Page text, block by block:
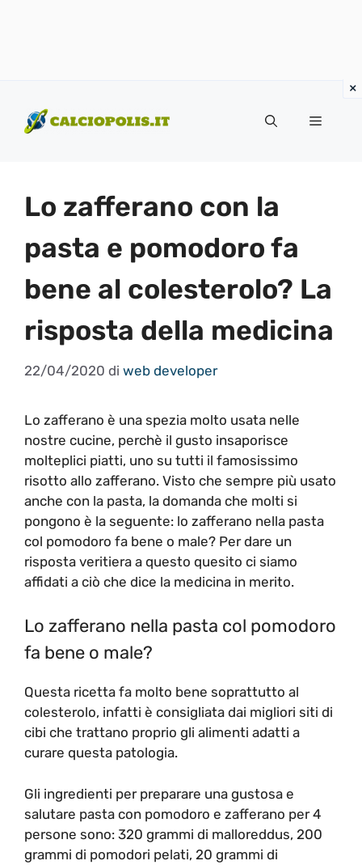
contenuto
Menu
Lo zafferano con la
pasta e pomodoro fa
bene al colesterolo? La
risposta della medicina
22/04/2020 di web developer
Lo zafferano è una spezia molto usata nelle
nostre cucine, perchè il gusto insaporisce
molteplici piatti, uno su tutti il famosissimo
risotto allo zafferano. Visto che sempre più usato
anche con la pasta, la domanda che molti si
pongono è la seguente: lo zafferano nella pasta
col pomodoro fa bene o male? Per dare un
risposta veritiera a questo quesito ci siamo
affidati a ciò che dice la medicina in merito.
Lo zafferano nella pasta col pomodoro
fa bene o male?
Questa ricetta fa molto bene soprattutto al
colesterolo, infatti è consigliata dai migliori siti di
cibi che trattano proprio gli alimenti adatti a
curare questa patologia.
Gli ingredienti per preparare una gustosa e
salutare pasta con pomodoro e zafferano per 4
persone sono: 320 grammi di malloreddus, 200
grammi di pomodori pelati, 20 grammi di